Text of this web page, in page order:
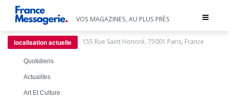
Toggle
VOS MAGAZINES, AU PLUS PRÈS
localisation actuelle : 155 Rue Saint Honoré, 75001 Paris, France
Quotidiens
Actualites
Art Et Culture